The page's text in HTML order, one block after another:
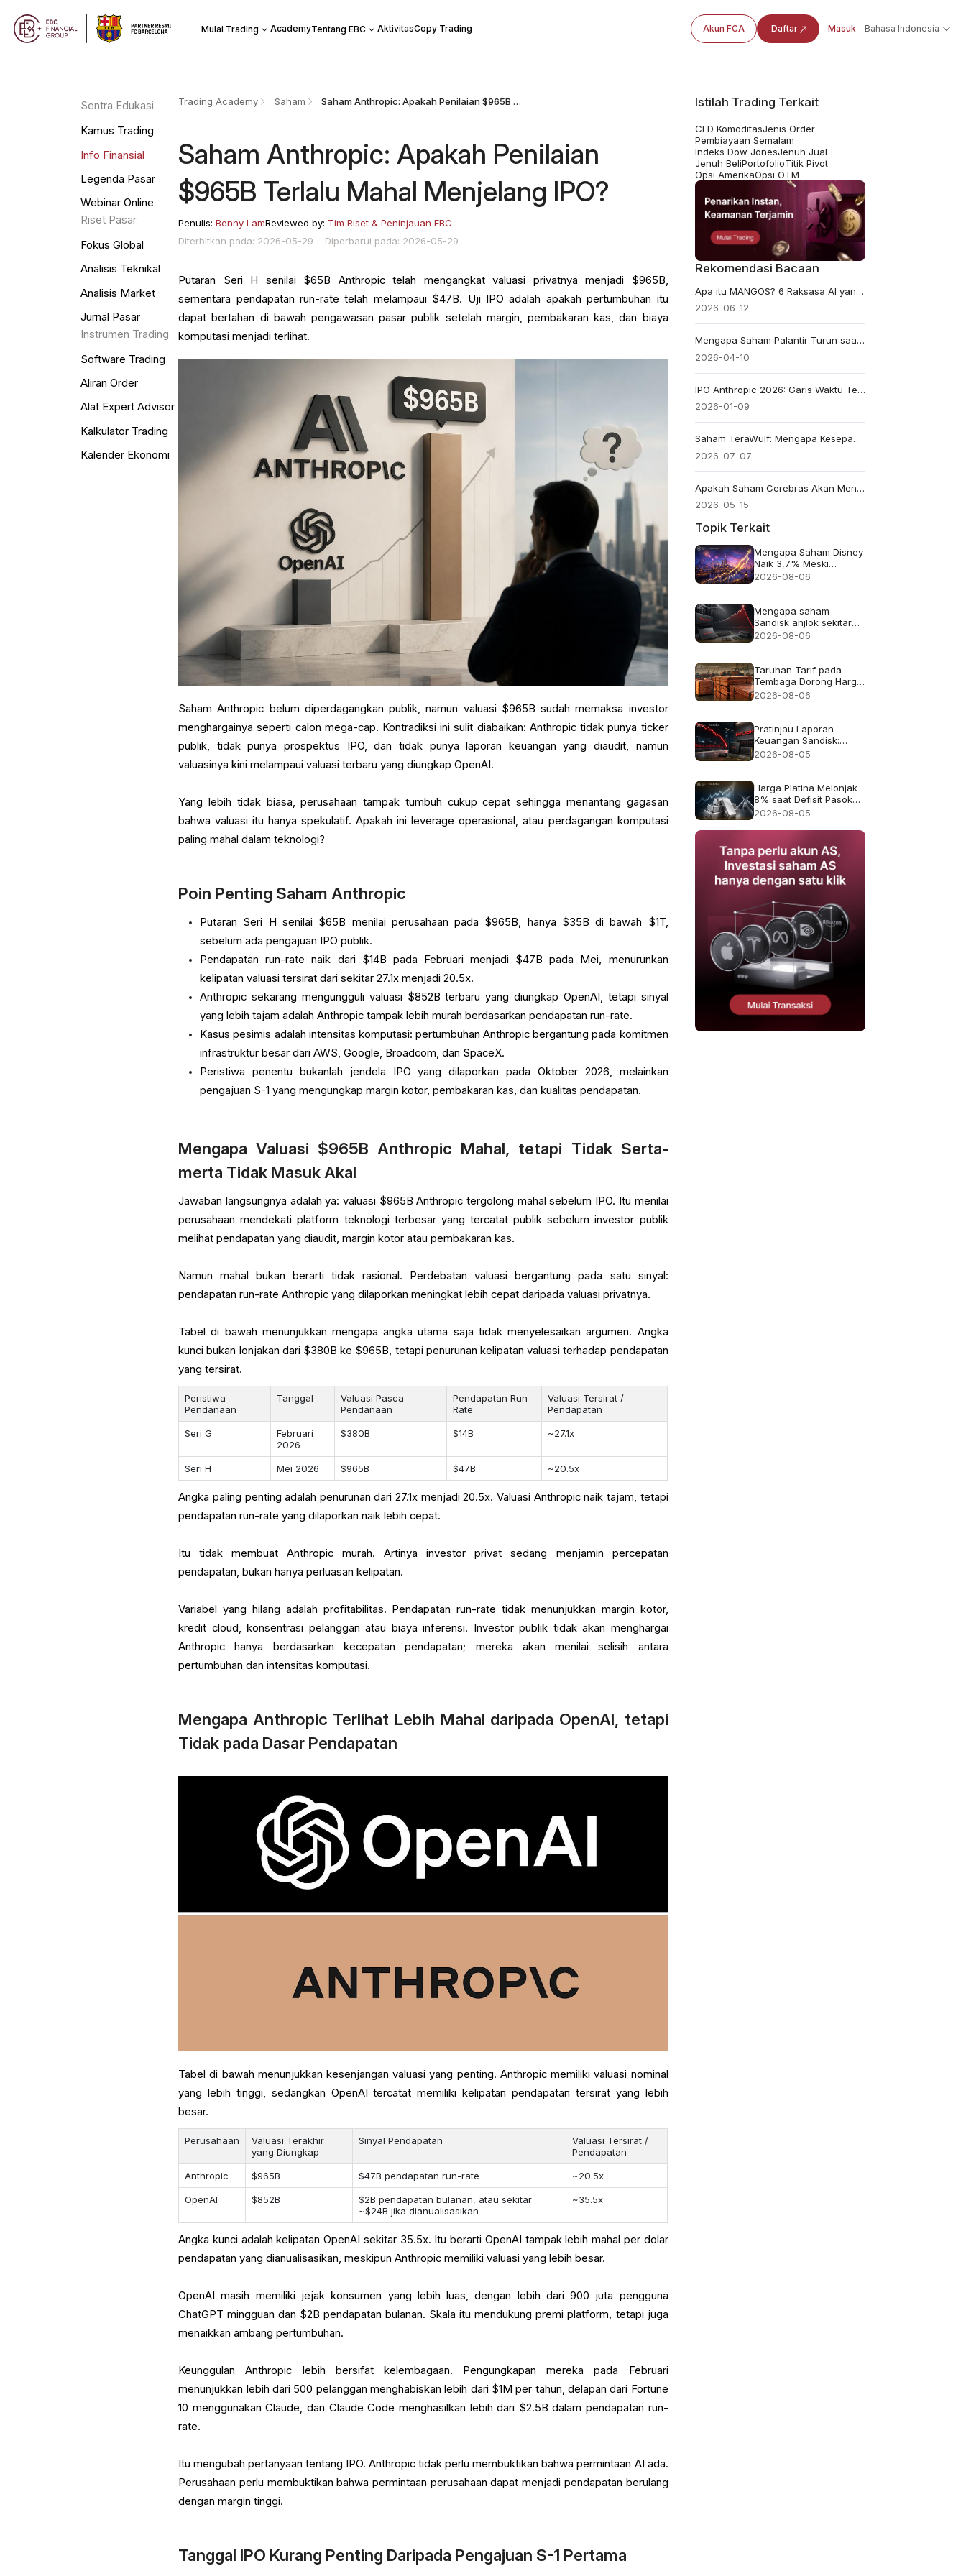
Mulai Trading AcademyTentang EBC AktivitasCopy Trading Akun FCA Daftar Masuk Bahasa Indonesia
Sentra Edukasi
Kamus Trading
Info Finansial
Legenda Pasar
Webinar Online
Riset Pasar
Fokus Global
Analisis Teknikal
Analisis Market
Jurnal Pasar
Instrumen Trading
Software Trading
Aliran Order
Alat Expert Advisor
Kalkulator Trading
Kalender Ekonomi
Trading Academy Saham Saham Anthropic: Apakah Penilaian $965B Terlalu Mahal Menjelang IPO?
Saham Anthropic: Apakah Penilaian
$965B Terlalu Mahal Menjelang IPO?
Penulis:Benny LamReviewed by: Tim Riset & Peninjauan EBC
Diterbitkan pada: 2026-05-29
Diperbarui pada: 2026-05-29
Putaran Seri H senilai $65B Anthropic telah mengangkat valuasi privatnya menjadi $965B,
sementara pendapatan run-rate telah melampaui $47B. Uji IPO adalah apakah pertumbuhan itu
dapat bertahan di bawah pengawasan pasar publik setelah margin, pembakaran kas, dan biaya
komputasi menjadi terlihat.
Saham Anthropic belum diperdagangkan publik, namun valuasi $965B sudah memaksa investor
menghargainya seperti calon mega-cap. Kontradiksi ini sulit diabaikan: Anthropic tidak punya ticker
publik, tidak punya prospektus IPO, dan tidak punya laporan keuangan yang diaudit, namun
valuasinya kini melampaui valuasi terbaru yang diungkap OpenAI.
Yang lebih tidak biasa, perusahaan tampak tumbuh cukup cepat sehingga menantang gagasan
bahwa valuasi itu hanya spekulatif. Apakah ini leverage operasional, atau perdagangan komputasi
paling mahal dalam teknologi?
Poin Penting Saham Anthropic
Putaran Seri H senilai $65B menilai perusahaan pada $965B, hanya $35B di bawah $1T,
sebelum ada pengajuan IPO publik.
Pendapatan run-rate naik dari $14B pada Februari menjadi $47B pada Mei, menurunkan
kelipatan valuasi tersirat dari sekitar 27.1x menjadi 20.5x.
Anthropic sekarang mengungguli valuasi $852B terbaru yang diungkap OpenAI, tetapi sinyal
yang lebih tajam adalah Anthropic tampak lebih murah berdasarkan pendapatan run-rate.
Kasus pesimis adalah intensitas komputasi: pertumbuhan Anthropic bergantung pada komitmen
infrastruktur besar dari AWS, Google, Broadcom, dan SpaceX.
Peristiwa penentu bukanlah jendela IPO yang dilaporkan pada Oktober 2026, melainkan
pengajuan S-1 yang mengungkap margin kotor, pembakaran kas, dan kualitas pendapatan.
Mengapa Valuasi $965B Anthropic Mahal, tetapi Tidak Serta-
merta Tidak Masuk Akal
Jawaban langsungnya adalah ya: valuasi $965B Anthropic tergolong mahal sebelum IPO. Itu menilai
perusahaan mendekati platform teknologi terbesar yang tercatat publik sebelum investor publik
melihat pendapatan yang diaudit, margin kotor atau pembakaran kas.
Namun mahal bukan berarti tidak rasional. Perdebatan valuasi bergantung pada satu sinyal:
pendapatan run-rate Anthropic yang dilaporkan meningkat lebih cepat daripada valuasi privatnya.
Tabel di bawah menunjukkan mengapa angka utama saja tidak menyelesaikan argumen. Angka
kunci bukan lonjakan dari $380B ke $965B, tetapi penurunan kelipatan valuasi terhadap pendapatan
yang tersirat.
Peristiwa
Pendanaan
Tanggal
Valuasi Pasca-
Pendanaan
Pendapatan Run-
Rate
Valuasi Tersirat /
Pendapatan
Seri G
Februari
2026
$380B $14B ~27.1x
Seri H Mei 2026 $965B $47B ~20.5x
Angka paling penting adalah penurunan dari 27.1x menjadi 20.5x. Valuasi Anthropic naik tajam, tetapi
pendapatan run-rate yang dilaporkan naik lebih cepat.
Itu tidak membuat Anthropic murah. Artinya investor privat sedang menjamin percepatan
pendapatan, bukan hanya perluasan kelipatan.
Variabel yang hilang adalah profitabilitas. Pendapatan run-rate tidak menunjukkan margin kotor,
kredit cloud, konsentrasi pelanggan atau biaya inferensi. Investor publik tidak akan menghargai
Anthropic hanya berdasarkan kecepatan pendapatan; mereka akan menilai selisih antara
pertumbuhan dan intensitas komputasi.
Mengapa Anthropic Terlihat Lebih Mahal daripada OpenAI, tetapi
Tidak pada Dasar Pendapatan
Tabel di bawah menunjukkan kesenjangan valuasi yang penting. Anthropic memiliki valuasi nominal
yang lebih tinggi, sedangkan OpenAI tercatat memiliki kelipatan pendapatan tersirat yang lebih
besar.
Perusahaan
Valuasi Terakhir
yang Diungkap
Sinyal Pendapatan
Valuasi Tersirat /
Pendapatan
Anthropic $965B $47B pendapatan run-rate ~20.5x
OpenAI $852B
$2B pendapatan bulanan, atau sekitar
~$24B jika dianualisasikan
~35.5x
Angka kunci adalah kelipatan OpenAI sekitar 35.5x. Itu berarti OpenAI tampak lebih mahal per dolar
pendapatan yang dianualisasikan, meskipun Anthropic memiliki valuasi yang lebih besar.
OpenAI masih memiliki jejak konsumen yang lebih luas, dengan lebih dari 900 juta pengguna
ChatGPT mingguan dan $2B pendapatan bulanan. Skala itu mendukung premi platform, tetapi juga
menaikkan ambang pertumbuhan.
Keunggulan Anthropic lebih bersifat kelembagaan. Pengungkapan mereka pada Februari
menunjukkan lebih dari 500 pelanggan menghabiskan lebih dari $1M per tahun, delapan dari Fortune
10 menggunakan Claude, dan Claude Code menghasilkan lebih dari $2.5B dalam pendapatan run-
rate.
Itu mengubah pertanyaan tentang IPO. Anthropic tidak perlu membuktikan bahwa permintaan AI ada.
Perusahaan perlu membuktikan bahwa permintaan perusahaan dapat menjadi pendapatan berulang
dengan margin tinggi.
Tanggal IPO Kurang Penting Daripada Pengajuan S-1 Pertama
Istilah Trading Terkait
CFD KomoditasJenis Order
Pembiayaan Semalam
Indeks Dow JonesJenuh Jual
Jenuh BeliPortofolioTitik Pivot
Opsi AmerikaOpsi OTM
Rekomendasi Bacaan
Apa itu MANGOS? 6 Raksasa AI yang Mendefinisikan Ulang Perusahaan Teknologi Besar Setelah FAANG
2026-06-12
Mengapa Saham Palantir Turun saat Kekhawatiran terhadap Anthropic Menghantam Euforia AI
2026-04-10
IPO Anthropic 2026: Garis Waktu Terbaru, Valuasi, dan Risiko
2026-01-09
Saham TeraWulf: Mengapa Kesepakatan Anthropic senilai $19B Sebenarnya Tentang Daya
2026-07-07
Apakah Saham Cerebras Akan Menjadi Nvidia Berikutnya, atau Sudah Terlanjur Dinilai Sebelum Buktinya?
2026-05-15
Topik Terkait
Mengapa Saham Disney
Naik 3,7% Meski
Pendapatan Meleset
2026-08-06
Mengapa saham
Sandisk anjlok sekitar
13% meskipun
2026-08-06
Taruhan Tarif pada
Tembaga Dorong Harga
Tembaga ke Rekor
2026-08-06
Pratinjau Laporan
Keuangan Sandisk:
Apakah Pertumbuhan
pada Juli?
2026-08-05
Harga Platina Melonjak
8% saat Defisit Pasokan
2026 Kembali Menjadi
2026-08-05